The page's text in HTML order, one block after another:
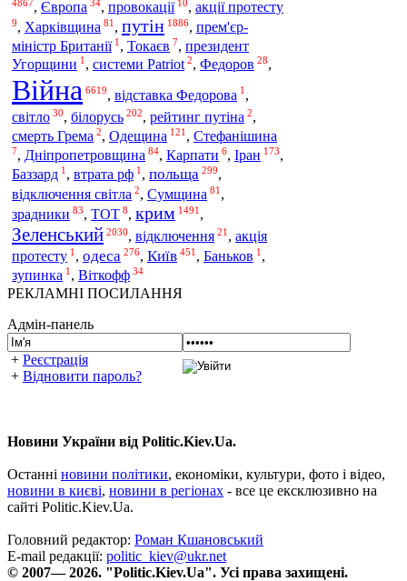
4867, Європа 34, провокації 10, акції протесту
9, Харківщина 81 , путін 1886, прем'єр-
міністр Британії 1 , Токаєв 7, президент
Угорщини 1 , системи Patriot 2, Федоров 28,
Війна 6619, відставка Федорова 1 ,
світло 30, білорусь 202, рейтинг путіна 2,
смерть Грема 2, Одещина 121 , Стефанішина
7, Дніпропетровщина 84, Карпати 6, Іран 173,
Баззард 1, втрата рф 1, польща 299,
відключення світла 2, Сумщина 81 ,
зрадники 83, ТОТ 8, крим 1491 ,
Зеленський 2030, відключення 21 , акція
протесту 1 , одеса 276, Київ 451 , Баньков 1 ,
зупинка 1, Віткофф 34
РЕКЛАМНІ ПОСИЛАННЯ
Адмін-панель
+ Реєстрація
+ Відновити пароль?
Новини України від Politic.Kiev.Ua.
Останні новини політики, економіки, культури, фото і відео,
новини в києві, новини в регіонах - все це ексклюзивно на
сайті Politic.Kiev.Ua.
Головний редактор: Роман Кшановський
E-mail редакції: politic_kiev@ukr.net
© 2007— 2026. "Politic.Kiev.Ua". Усі права захищені.